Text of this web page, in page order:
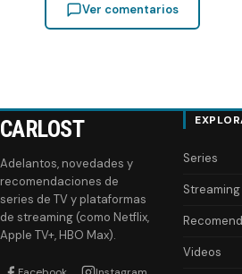
Ver comentarios
CARLOST
Adelantos, novedades y
recomendaciones de
series de TV y plataformas
de streaming (como Netflix,
Apple TV+, HBO Max).
Series
Streaming
Videos